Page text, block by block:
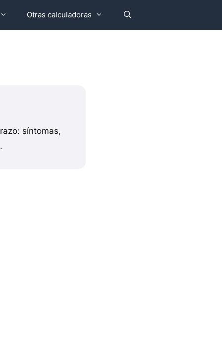
Otras calculadoras
síntomas,